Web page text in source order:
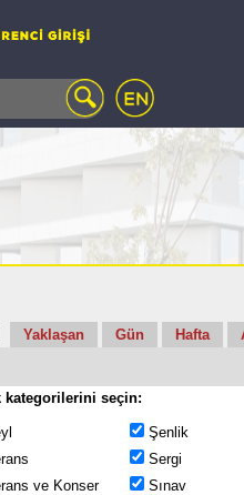
Yaklaşan Gün Hafta
seçin:
ve Konser
Şenlik
Sergi
Sınav